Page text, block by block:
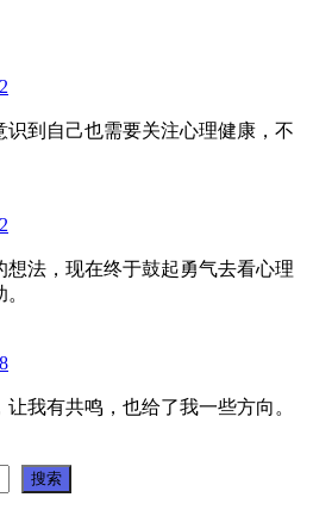
识到自己也需要关注心理健康，不
想法，现在终于鼓起勇气去看心理
我有共鸣，也给了我一些方向。
搜索